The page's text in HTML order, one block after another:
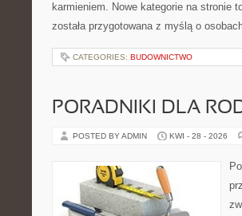
karmieniem. Nowe kategorie na stronie
została przygotowana z myślą o
CATEGORIES: BUDOWNICTWO
PORADNIKI DLA
POSTED BY ADMIN KWI - 28 - 2026